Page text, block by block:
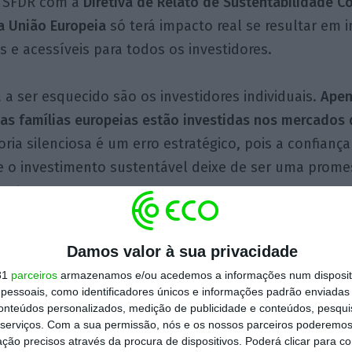
Damos valor à sua privacidade
parceiros armazenamos e/ou acedemos a informações num
como identificadores únicos e informações padrão
personalizados, medição de publicidade e conteúdos,
Com a sua permissão, nós e os nossos parceiros
precisos através da procura de dispositivos. Poderá clicar para
União Europeia só terá impacto real se resultar em
e acessíveis para todos os investidores.
a ser esquecido são os investidores individuais.
famílias europeias estão investidas nos mercados
silenciosa é um erro estratégico, pois a
o investimento sustentável deixe de ser uma
conjunto de rótulos confusos,bonito no papel, mas
se o regulamento apoia de facto uma
cria mais ruído no mercado financeiro.